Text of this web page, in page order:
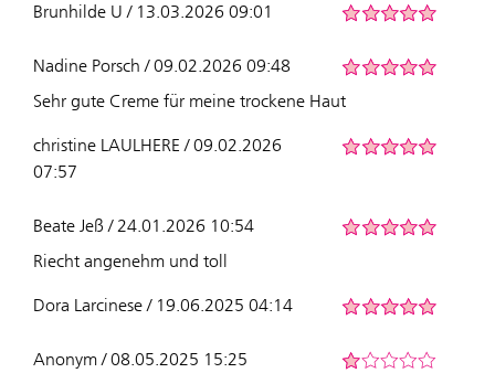
Brunhilde U / 13.03.2026 09:01
Nadine Porsch / 09.02.2026 09:48
Sehr gute Creme für meine trockene Haut
christine LAULHERE / 09.02.2026
07:57
Beate Jeß / 24.01.2026 10:54
Riecht angenehm und toll
Dora Larcinese / 19.06.2025 04:14
Anonym / 08.05.2025 15:25